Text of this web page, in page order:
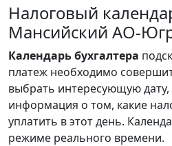
Налоговый
Мансийский АО-
Календарьбухгалтера
платеж необходимо
выбрать интересующую дату,
информация о том, какие
уплатить в этот день.
режиме реального времени.